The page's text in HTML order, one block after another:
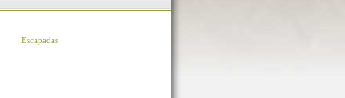
Escapadas